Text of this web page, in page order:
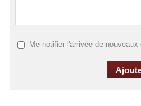
Me notifier l'arrivée de nouveaux